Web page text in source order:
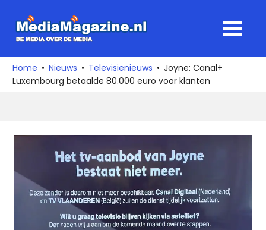
naar
media
over
de
MENU
Home Nieuws Televisienieuws
Joyne: Canal+
Luxembourg betaalde 80.000 euro voor klanten